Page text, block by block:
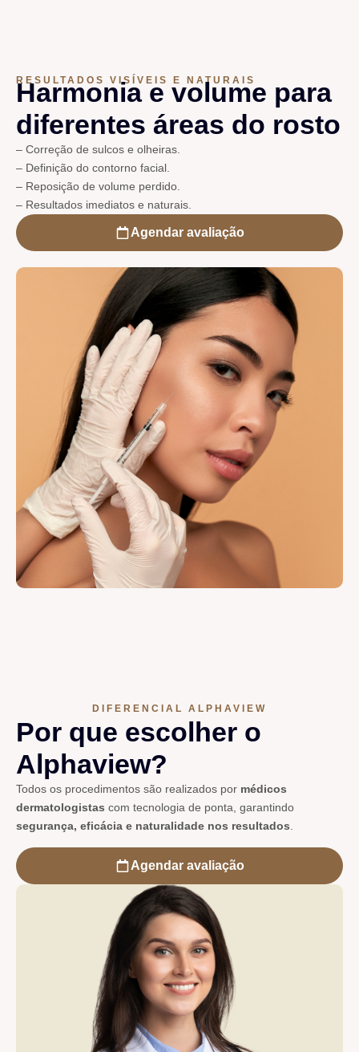
RESULTADOS VISÍVEIS E NATURAIS
Harmonia e volume para
diferentes áreas do rosto
– Correção de sulcos e olheiras.
– Definição do contorno facial.
– Reposição de volume perdido.
– Resultados imediatos e naturais.
Agendar avaliação
DIFERENCIAL ALPHAVIEW
Por que escolher o
Alphaview?
Todos os procedimentos são realizados por médicos
dermatologistas com tecnologia de ponta, garantindo
segurança, eficácia e naturalidade nos resultados.
Agendar avaliação